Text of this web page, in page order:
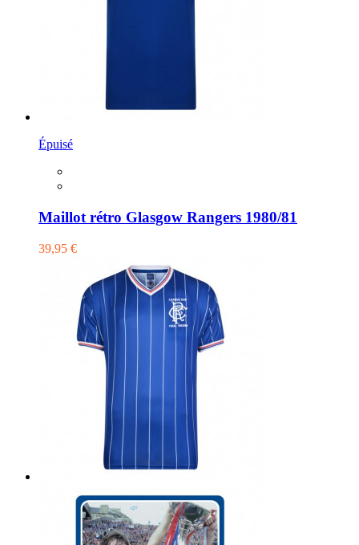
Épuisé
Maillot rétro Glasgow Rangers 1980/81
39,95 €